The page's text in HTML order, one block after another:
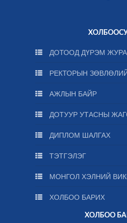
ДОТООД ДҮРЭМ
РЕКТОРЫН
АЖЛЫН БАЙР
ДОТУУР УТАСНЫ
ДИПЛОМ ШАЛГАХ
ТЭТГЭЛЭГ
МОНГОЛ ХЭЛНИЙ
ХОЛБОО БАРИХ
ХОЛБОО